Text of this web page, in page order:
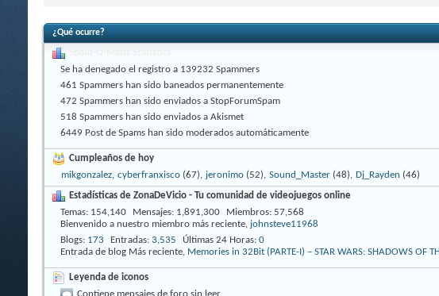
¿Qué ocurre?
Se ha denegado el registro a 139232 Spammers
461 Spammers han sido baneados permanentemente
472 Spammers han sido enviados a StopForumSpam
518 Spammers han sido enviados a Akismet
6449 Post de Spams han sido moderados automáticamente
Cumpleaños de hoy
mikgonzalez cyberfranxisco (67), jeronimo (52), Sound_Master (48), Dj_Rayden (46)
Estadísticas de ZonaDeVicio - Tu comunidad de videojuegos online
Temas 154,140 Mensajes 1,891,300 Miembros 57,568
Bienvenido a nuestro miembro más reciente, johnsteve11968
Blogs 173 Entradas 3,535 Últimas 24 Horas 0
Entrada de blog Más reciente, Memories in 32Bit (PARTE-I) – STAR WARS: SHADOWS OF
Leyenda de iconos
Contiene mensajes de foro sin leer